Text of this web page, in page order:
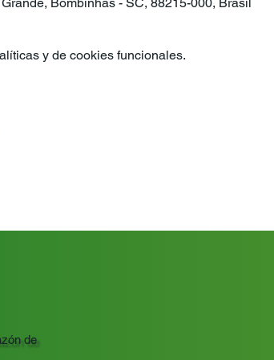
y de cookies funcionales.
de